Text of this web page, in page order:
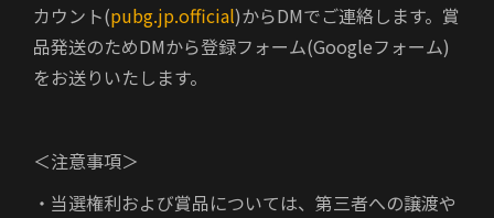
カウント(pubg.jp.official)からDMでご連絡します。賞
品発送のためDMから登録フォーム(Googleフォーム)
をお送りいたします。
＜注意事項＞
・当選権利および賞品については、第三者への譲渡や